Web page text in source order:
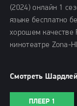
(2024) онлайн 1
языке бесплатно
хорошем качестве
кинотеатре Zona-
Смотреть
ПЛЕЕР 1